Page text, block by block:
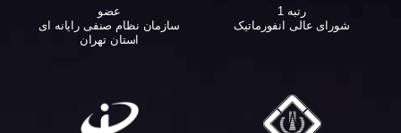
رتبه 1
شورای عالی انفورماتیک
عضو
سازمان نظام صنفی رایانه ای
استان تهران